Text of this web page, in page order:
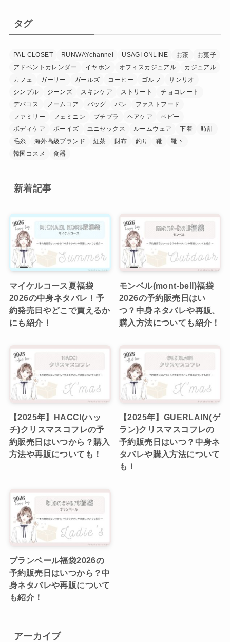
タグ
PAL CLOSET RUNWAYchannel USAGI ONLINE お茶
お菓子
アドベントカレンダー
イヤホン オフィスカジュアル
カジュアル
カフェ
ガーリー ガールズ コーヒー ゴルフ
サンリオ
シンプル
ジーンズ スキンケア ストリート
チョコレート
デパコス
ノームコア バッグ パン
ファストフード
ファミリー
フェミニン プチプラ ヘアケア
ベビー
ボディケア
ボーイズ ユニセックス ルームウェア 下着
時計
毛糸
海外高級ブランド 紅茶 財布 釣り 靴
靴下
韓国コスメ
食器
新着記事
マイケルコース夏福袋
2026の中身ネタバレ！予
約発売日やどこで買えるか
にも紹介！
モンベル(mont-bell)福袋
2026の予約販売日はい
つ？中身ネタバレや再販、
購入方法についても紹介！
【2025年】HACCI(ハッ
チ)クリスマスコフレの予
約販売日はいつから？購入
方法や再販についても！
【2025年】GUERLAIN(ゲ
ラン)クリスマスコフレの
予約販売日はいつ？中身ネ
タバレや購入方法について
も！
ブランベール福袋2026の
予約販売日はいつから？中
身ネタバレや再販について
も紹介！
アーカイブ